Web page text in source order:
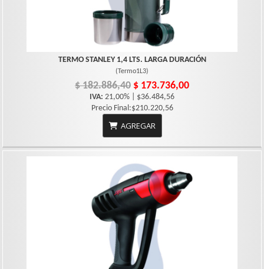
TERMO STANLEY 1,4 LTS. LARGA DURACIÓN
(Termo1L3)
$ 182.886,40 $ 173.736,00
IVA: 21,00% | $36.484,56
Precio Final:$210.220,56
AGREGAR